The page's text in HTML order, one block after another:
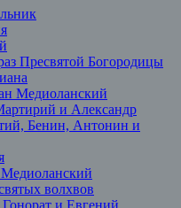
Пресвятой Богородицы
Медиоланский
и Александр
Бенин, Антонин и
волхвов
и Евгений